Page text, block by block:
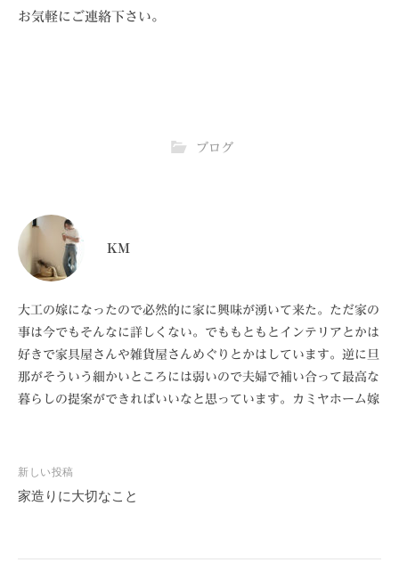
お気軽にご連絡下さい。
ブログ
KM
大工の嫁になったので必然的に家に興味が湧いて来た。ただ家の
事は今でもそんなに詳しくない。でももともとインテリアとかは
好きで家具屋さんや雑貨屋さんめぐりとかはしています。逆に旦
那がそういう細かいところには弱いので夫婦で補い合って最高な
暮らしの提案ができればいいなと思っています。カミヤホーム嫁
新しい投稿
家造りに大切なこと